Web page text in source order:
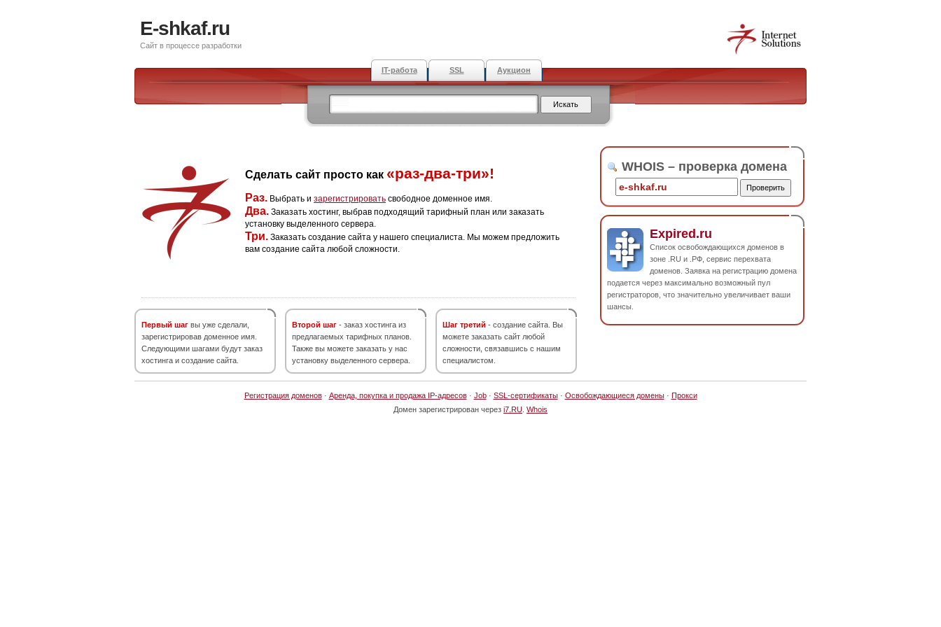
E-shkaf.ru
Сайт в процессе разработки
IT-работа SSL Аукцион
Сделать сайт просто как «раз-два-три»!
Раз. Выбрать и зарегистрировать свободное доменное имя.
Два. Заказать хостинг, выбрав подходящий тарифный план или заказать
установку выделенного сервера.
Три. Заказать создание сайта у нашего специалиста. Мы можем предложить
вам создание сайта любой сложности.
Первый шаг вы уже сделали,
зарегистрировав доменное имя.
Следующими шагами будут заказ
хостинга и создание сайта.
Второй шаг - заказ хостинга из
предлагаемых тарифных планов.
Также вы можете заказать у нас
установку выделенного сервера.
Шаг третий - создание сайта. Вы
можете заказать сайт любой
сложности, связавшись с нашим
специалистом.
WHOIS – проверка домена
Expired.ru
Список освобождающихся доменов в
зоне .RU и .РФ, сервис перехвата
доменов. Заявка на регистрацию домена
подается через максимально возможный пул
регистраторов, что значительно увеличивает ваши
шансы.
Регистрация доменов· Аренда, покупка и продажа IP-адресов· Job· SSL-сертификаты· Освобождающиеся домены· Прокси
Домен зарегистрирован через i7.RU Whois